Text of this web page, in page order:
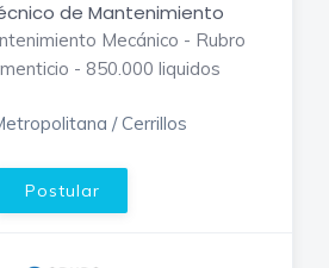
de Mantenimiento
Mecánico - Rubro
- 850.000 liquidos
/ Cerrillos
Postular